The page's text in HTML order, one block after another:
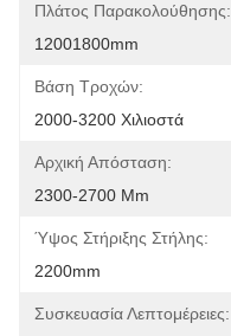
Πλάτος Παρακολούθησης:
12001800mm
Βάση Τροχών:
2000-3200 Χιλιοστά
Αρχική Απόσταση:
2300-2700 Mm
Ύψος Στήριξης Στήλης:
2200mm
Συσκευασία Λεπτομέρειες: